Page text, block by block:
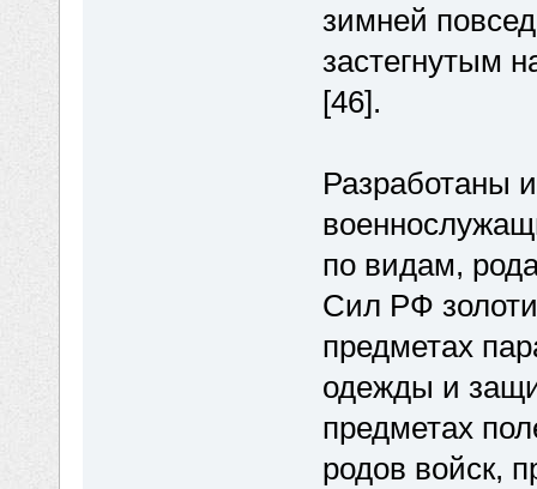
зимней
застегнутым
[46].
Разработаны
по видам,
Сил РФ
предметах
одежды и
предметах
родов войск,